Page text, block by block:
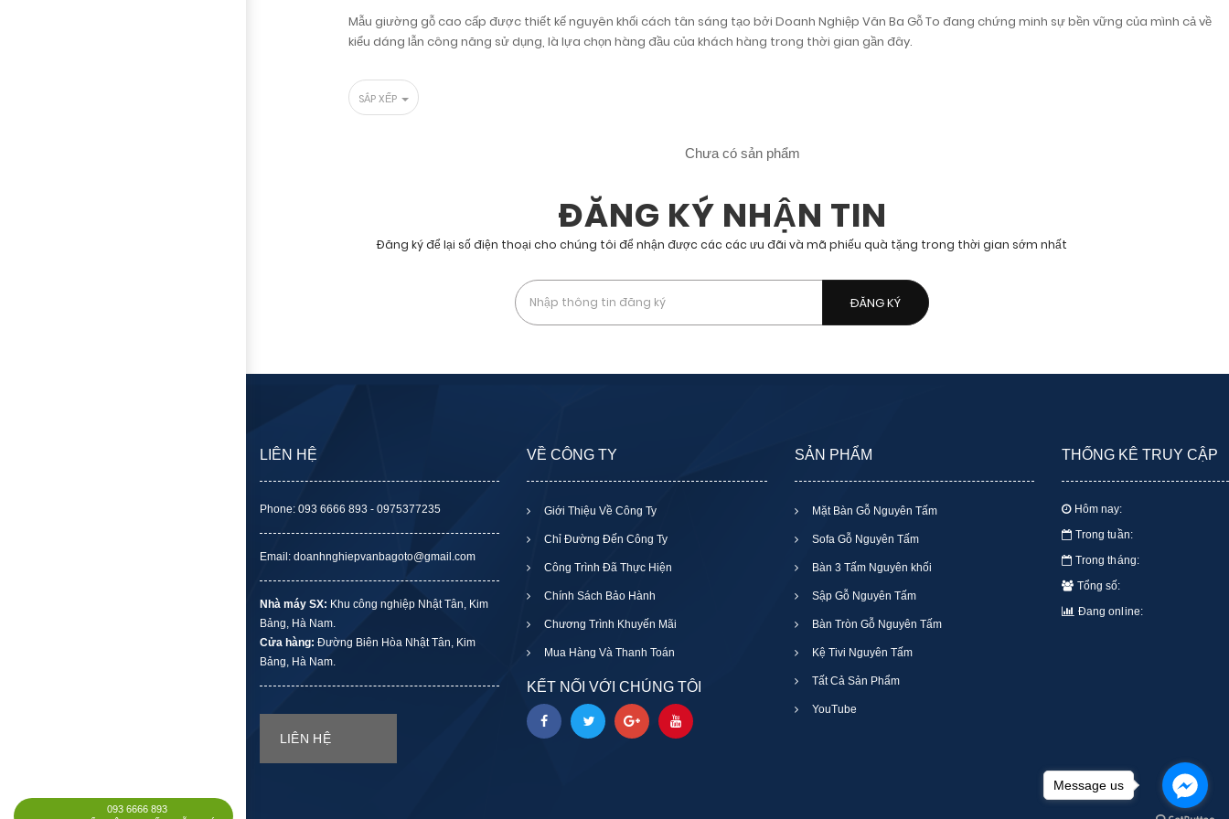
Mẫu giường gỗ cao cấp được thiết kế nguyên khối cách tân sáng tạo bởi Doanh Nghiệp Văn Ba Gỗ To đang chứng minh sự bền vững của mình cả về
kiểu dáng lẫn công năng sử dụng, là lựa chọn hàng đầu của khách hàng trong thời gian gần đây.
SẮP XẾP
Chưa có sản phẩm
ĐĂNG KÝ NHẬN TIN
Đăng ký để lại số điện thoại cho chúng tôi để nhận được các các ưu đãi và mã phiếu quà tặng trong thời gian sớm nhất
LIÊN HỆ
Phone: 093 6666 893 - 0975377235
Email: doanhnghiepvanbagoto@gmail.com
Nhà máy SX: Khu công nghiệp Nhật Tân, Kim
Bảng, Hà Nam.
Cửa hàng: Đường Biên Hòa Nhật Tân, Kim
Bảng, Hà Nam.
LIÊN HỆ
VỀ CÔNG TY
Giới Thiệu Về Công Ty
Chỉ Đường Đến Công Ty
Công Trình Đã Thực Hiện
Chính Sách Bảo Hành
Chương Trình Khuyến Mãi
Mua Hàng Và Thanh Toán
KẾT NỐI VỚI CHÚNG TÔI
SẢN PHẨM
Mặt Bàn Gỗ Nguyên Tấm
Sofa Gỗ Nguyên Tấm
Bàn 3 Tấm Nguyên khối
Sập Gỗ Nguyên Tấm
Bàn Tròn Gỗ Nguyên Tấm
Kệ Tivi Nguyên Tấm
Tất Cả Sản Phẩm
YouTube
THỐNG KÊ TRUY CẬP
Hôm nay:
Trong tuần:
Trong tháng:
Tổng số:
Đang online:
093 6666 893
Message us